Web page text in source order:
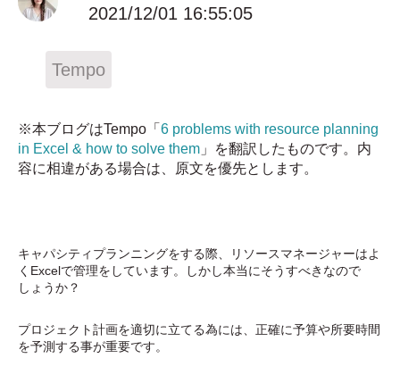
2021/12/01 16:55:05
Tempo
※本ブログはTempo「 6 problems with resource planning
in Excel & how to solve them 」を翻訳したものです。内
容に相違がある場合は、原文を優先とします。
キャパシティプランニングをする際、リソースマネージャーはよ
くExcelで管理をしています。しかし本当にそうすべきなので
しょうか？
プロジェクト計画を適切に立てる為には、正確に予算や所要時間
を予測する事が重要です。